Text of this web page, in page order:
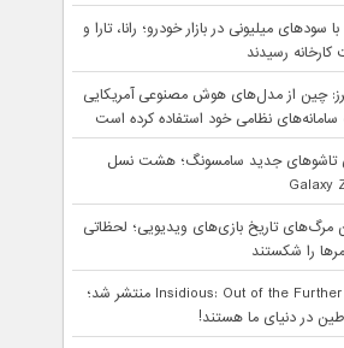
سودهای میلیونی در بازار خودرو؛ رانا، تارا و
کارخانه رسیدند
چین از مدل‌های هوش مصنوعی آمریکایی
سامانه‌های نظامی خود استفاده کرده است
تاشوهای جدید سامسونگ؛ هشت نسل
مرگ‌های تاریخ بازی‌های ویدیویی؛ لحظاتی
را شکستند
تریلر نهایی Insidious: Out of the Further منتشر شد؛
در دنیای ما هستند!